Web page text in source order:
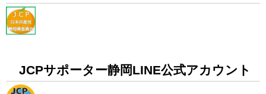
JCPサポーター静岡LINE公式アカウント